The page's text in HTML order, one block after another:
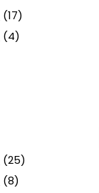
(17)
(4)
(25)
(8)